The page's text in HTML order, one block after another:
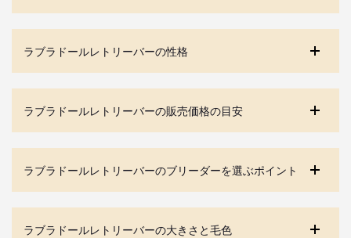
ラブラドールレトリーバーの性格
ラブラドールレトリーバーの販売価格の目安
ラブラドールレトリーバーのブリーダーを選ぶポイント
ラブラドールレトリーバーの大きさと毛色